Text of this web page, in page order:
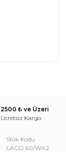
2500 ₺ ve Üzeri
Ücretsiz Kargo
Stok Kodu
LAGD 60/WA2